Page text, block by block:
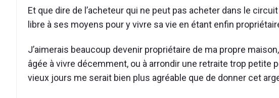
Et que dire de l’acheteur qui ne peut pas acheter dans le
libre à ses moyens pour y vivre sa vie en étant enfin
J’aimerais beaucoup devenir propriétaire de ma propre
âgée à vivre décemment, ou à arrondir une retraite trop petite
vieux jours me serait bien plus agréable que de donner cet